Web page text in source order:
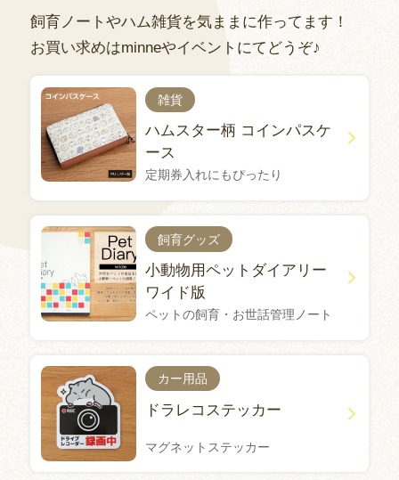
飼育ノートやハム雑貨を気ままに作ってます！
お買い求めはminneやイベントにてどうぞ♪
雑貨
ハムスター柄 コインパスケ
ース
定期券入れにもぴったり
飼育グッズ
小動物用ペットダイアリー
ワイド版
ペットの飼育・お世話管理ノート
カー用品
ドラレコステッカー
マグネットステッカー